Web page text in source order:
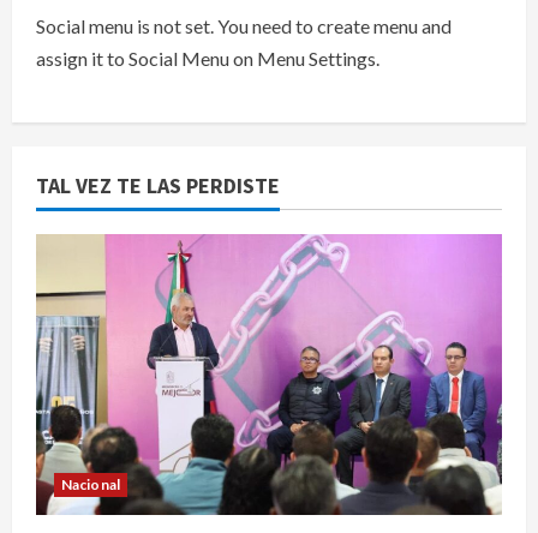
Social menu is not set. You need to create menu and
assign it to Social Menu on Menu Settings.
TAL VEZ TE LAS PERDISTE
Nacional